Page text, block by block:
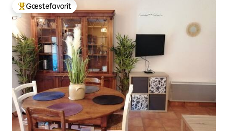
Bedste gæstefavorit
Gæstefavorit